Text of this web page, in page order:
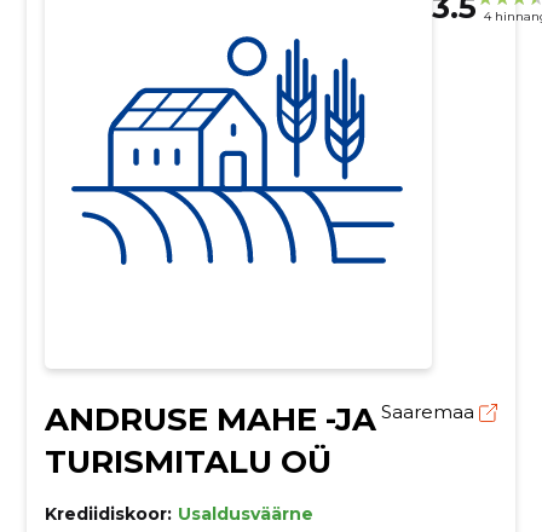
4
ANDRUSE MAHE -JA
TURISMITALU OÜ
Saaremaa
Krediidiskoor: Usaldusväärne